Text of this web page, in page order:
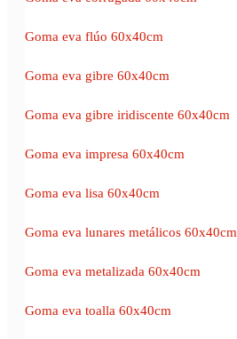
Goma eva flúo 60x40cm
Goma eva gibre 60x40cm
Goma eva gibre iridiscente 60x40cm
Goma eva impresa 60x40cm
Goma eva lisa 60x40cm
Goma eva lunares metálicos 60x40cm
Goma eva metalizada 60x40cm
Goma eva toalla 60x40cm